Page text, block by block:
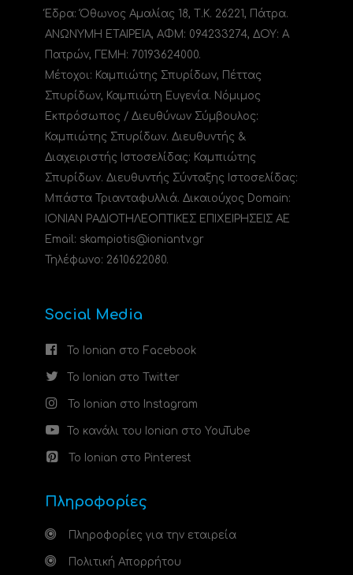
Έδρα: Όθωνος Αμαλίας 18, Τ.Κ. 26221, Πάτρα.
ΑΝΩΝΥΜΗ ΕΤΑΙΡΕΙΑ, ΑΦΜ: 094233274, ΔΟΥ: A
Πατρών, ΓΕΜΗ: 70193624000.
Μέτοχοι: Καμπιώτης Σπυρίδων, Πέττας
Σπυρίδων, Καμπιώτη Ευγενία. Νόμιμος
Εκπρόσωπος / Διευθύνων Σύμβουλος:
Καμπιώτης Σπυρίδων. Διευθυντής &
Διαχειριστής Ιστοσελίδας: Καμπιώτης
Σπυρίδων. Διευθυντής Σύνταξης Ιστοσελίδας:
Μπάστα Τριανταφυλλιά. Δικαιούχος Domain:
ΙΟΝΙΑΝ ΡΑΔΙΟΤΗΛΕΟΠΤΙΚΕΣ ΕΠΙΧΕΙΡΗΣΕΙΣ ΑΕ
Email: skampiotis@ioniantv.gr
Τηλέφωνο: 2610622080.
Social Media
Το Ionian στο Facebook
Το Ionian στο Twitter
Το Ionian στο Instagram
Το κανάλι του Ionian στο YouTube
Το Ionian στο Pinterest
Πληροφορίες
Πληροφορίες για την εταιρεία
Πολιτική Απορρήτου